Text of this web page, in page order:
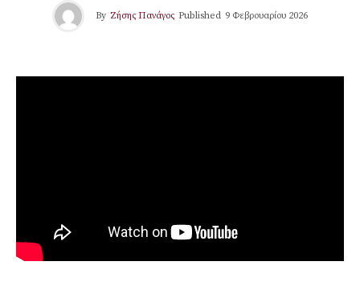
By Ζήσης Πανάγος Published 9 Φεβρουαρίου 2026